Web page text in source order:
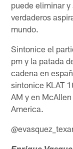
puede eliminar
verdaderos
mundo.
Sintonice el
pm y la patada
cadena en
sintonice KLAT
AM y en
America.